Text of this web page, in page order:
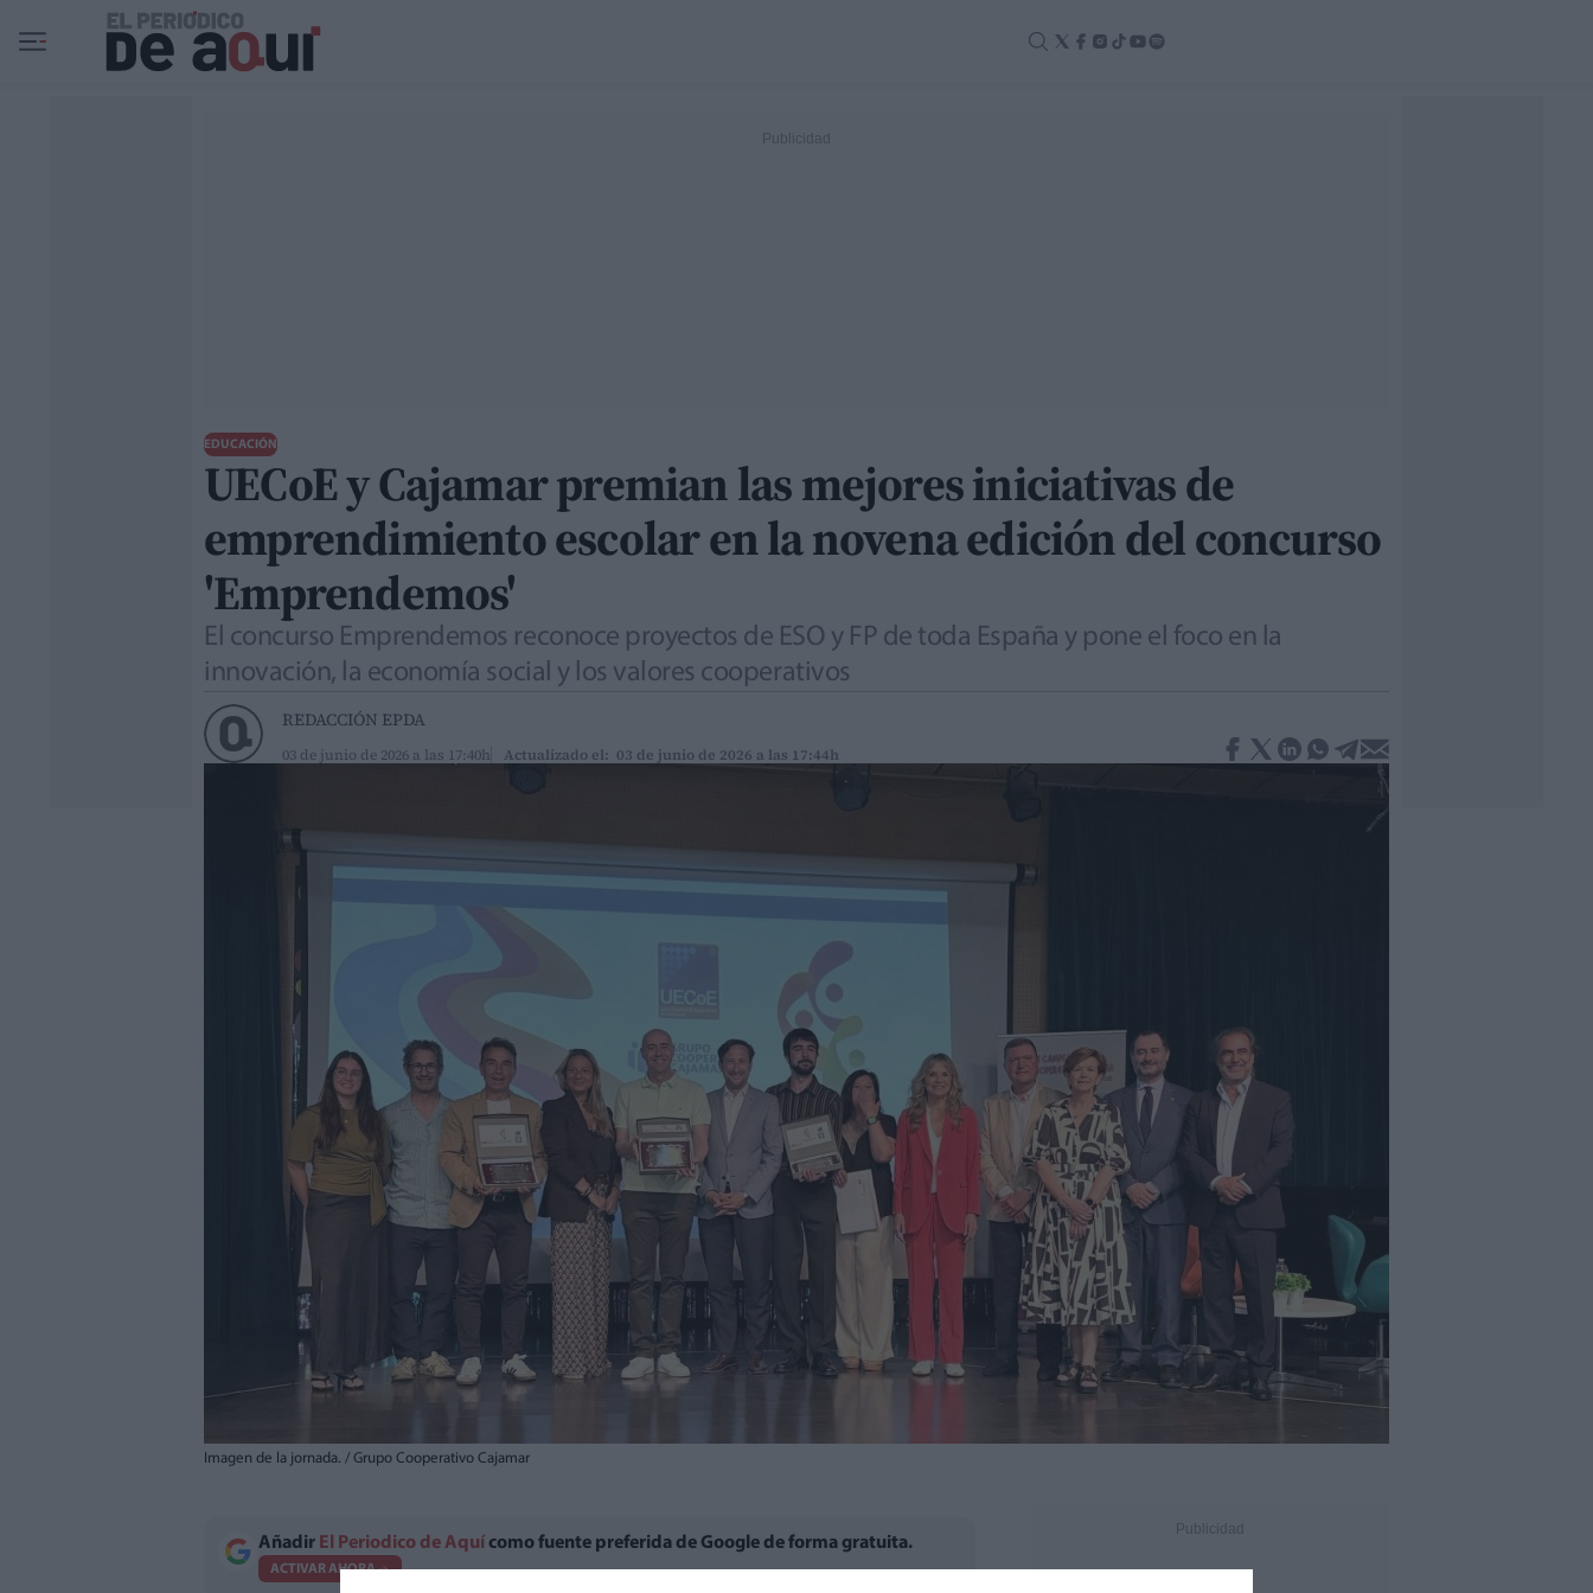
Ir al contenido principal
EDUCACIÓN
UECoE y Cajamar premian las mejores iniciativas de
emprendimiento escolar en la novena edición del concurso
'Emprendemos'
El concurso Emprendemos reconoce proyectos de ESO y FP de toda España y pone el foco en la
innovación, la economía social y los valores cooperativos
REDACCIÓN EPDA
03 de junio de 2026 a las 17:40h Actualizado el: 03 de junio de 2026 a las 17:44h
Imagen de la jornada. / Grupo Cooperativo Cajamar
Añadir El Periodico de Aquí como fuente preferida de Google de forma gratuita.
ACTIVAR AHORA